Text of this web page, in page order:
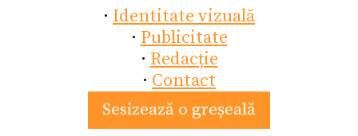
· Identitate vizuală
· Publicitate
· Redacție
· Contact
Sesizează o greșeală